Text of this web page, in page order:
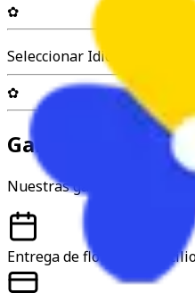
✿
Seleccionar Idioma
✿
Garantía y
Nuestras garantías
Entrega de flores a